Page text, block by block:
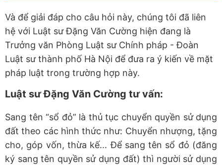
Và để giải đáp cho câu hỏi này, chúng tôi đã liên
hệ với Luật sư Đặng Văn Cường hiện đang là
Trưởng văn Phòng Luật sư Chính pháp - Đoàn
Luật sư thành phố Hà Nội để đưa ra ý kiến về mặt
pháp luật trong trường hợp này.
Luật sư Đặng Văn Cường tư vấn:
Sang tên “sổ đỏ” là thủ tục chuyển quyền sử dụng
đất theo các hình thức như: Chuyển nhượng, tặng
cho, góp vốn, thừa kế... Để sang tên sổ đỏ (đăng
ký sang tên quyền sử dụng đất) thì người sử dụng